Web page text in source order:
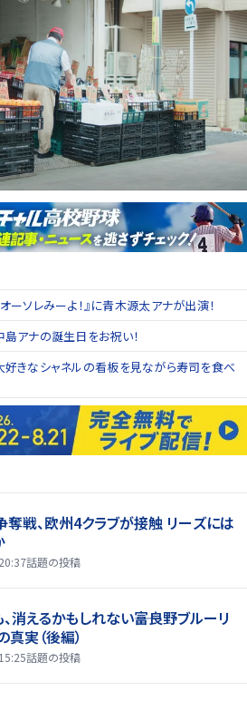
ーソレみーよ！』に青木源太アナが出演！
島アナの誕生日をお祝い！
好きなシャネルの看板を見ながら寿司を食べ
戦、欧州4クラブが接触 リーズには
話題の投稿
消えるかもしれない――富良野ブルーリ
真実（後編）
話題の投稿